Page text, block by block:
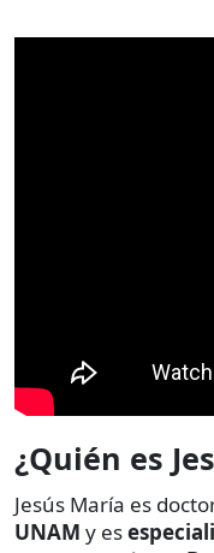
¿Quién es
Jesús María es
UNAM y es